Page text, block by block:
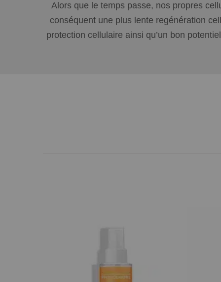
Alors que le temps passe, nos propres
conséquent une plus lente regénération
protection cellulaire ainsi qu’un bon